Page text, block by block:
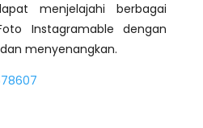
menjelajahi berbagai
Instagramable dengan
menyenangkan.